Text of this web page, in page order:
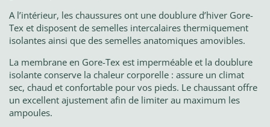
A l’intérieur, les chaussures ont une doublure d’hiver Gore-
Tex et disposent de semelles intercalaires thermiquement
isolantes ainsi que des semelles anatomiques amovibles.
La membrane en Gore-Tex est imperméable et la doublure
isolante conserve la chaleur corporelle : assure un climat
sec, chaud et confortable pour vos pieds. Le chaussant offre
un excellent ajustement afin de limiter au maximum les
ampoules.